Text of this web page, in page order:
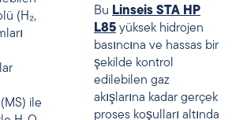
(H₂,
ile
Bu Linseis STA HP
L85 yüksek hidrojen
basıncına ve hassas bir
şekilde kontrol
edilebilen gaz
akışlarına kadar gerçek
proses koşulları altında